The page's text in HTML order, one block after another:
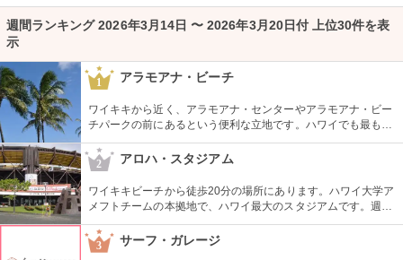
週間ランキング 2026年3月14日 〜 2026年3月20日付 上位30件を表
示
1 アラモアナ・ビーチ
ワイキキから近く、アラモアナ・センターやアラモアナ・ビー
チパークの前にあるという便利な立地です。ハワイでも最も美
しいサンセットが見られると評判です。地元の方も多く、休日
はバーベキューやピクニックをしている人も見られます。
2 アロハ・スタジアム
ワイキキビーチから徒歩20分の場所にあります。ハワイ大学ア
メフトチームの本拠地で、ハワイ最大のスタジアムです。週3
回、スワップミートという名前のフリーマーケットを開催して
います。400以上もの地元のお店が出店し、大盛り上がり。お
宝を見つけてみませんか。
3 サーフ・ガレージ